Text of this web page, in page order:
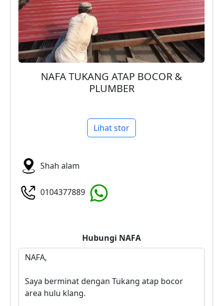
NAFA TUKANG ATAP BOCOR &
PLUMBER
Lihat stor
Shah alam
0104377889
Hubungi NAFA